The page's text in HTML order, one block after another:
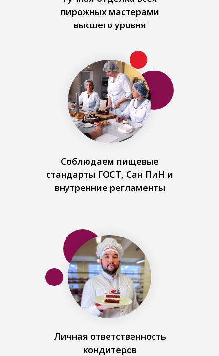
пирожных мастерами
высшего уровня
Соблюдаем пищевые
стандарты ГОСТ, Сан ПиН и
внутренние регламенты
Личная ответственность
кондитеров